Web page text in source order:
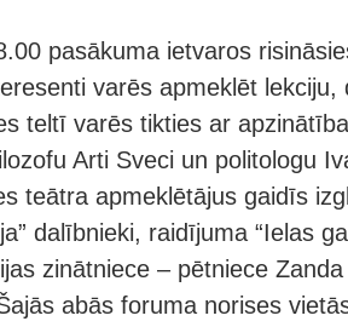
pasākuma ietvaros
varēs apmeklēt lekciju,
teltī varēs tikties ar
Arti Sveci un politologu
teātra apmeklētājus gaidīs
dalībnieki, raidījuma “Ielas
zinātniece – pētniece
abās foruma norises